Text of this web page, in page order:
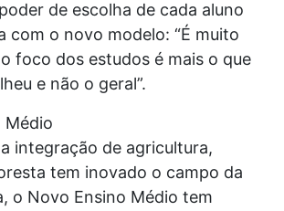
de escolha de cada aluno
com o novo modelo: “É muito
foco dos estudos é mais o que
e não o geral”.
Médio
integração de agricultura,
tem inovado o campo da
o Novo Ensino Médio tem